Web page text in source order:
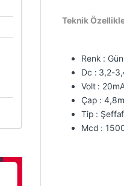
Teknik
Renk :
Dc : 3,2-
Volt :
Çap :
Tip : Şeffaf
Mcd :